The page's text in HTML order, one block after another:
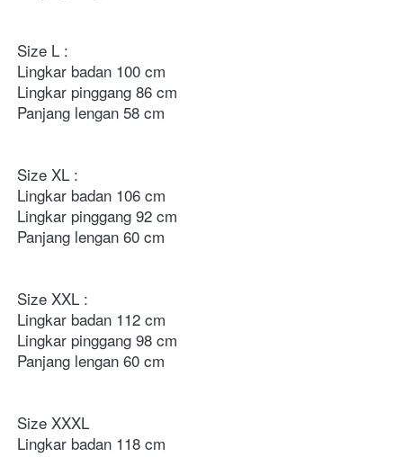
Size L :
Lingkar badan 100 cm
Lingkar pinggang 86 cm
Panjang lengan 58 cm
Size XL :
Lingkar badan 106 cm
Lingkar pinggang 92 cm
Panjang lengan 60 cm
Size XXL :
Lingkar badan 112 cm
Lingkar pinggang 98 cm
Panjang lengan 60 cm
Size XXXL
Lingkar badan 118 cm